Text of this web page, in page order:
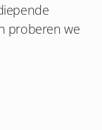
proberen we